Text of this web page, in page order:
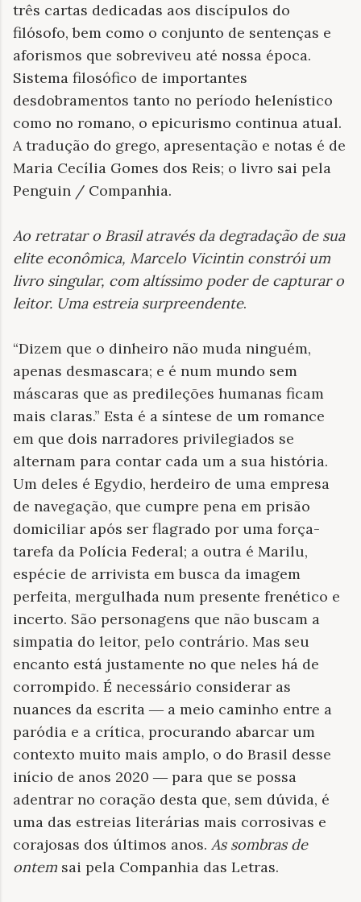
três cartas dedicadas aos discípulos do
filósofo, bem como o conjunto de sentenças e
aforismos que sobreviveu até nossa época.
Sistema filosófico de importantes
desdobramentos tanto no período helenístico
como no romano, o epicurismo continua atual.
A tradução do grego, apresentação e notas é de
Maria Cecília Gomes dos Reis; o livro sai pela
Penguin / Companhia.
Ao retratar o Brasil através da degradação de sua
elite econômica, Marcelo Vicintin constrói um
livro singular, com altíssimo poder de capturar o
leitor. Uma estreia surpreendente.
“Dizem que o dinheiro não muda ninguém,
apenas desmascara; e é num mundo sem
máscaras que as predileções humanas ficam
mais claras.” Esta é a síntese de um romance
em que dois narradores privilegiados se
alternam para contar cada um a sua história.
Um deles é Egydio, herdeiro de uma empresa
de navegação, que cumpre pena em prisão
domiciliar após ser flagrado por uma força-
tarefa da Polícia Federal; a outra é Marilu,
espécie de arrivista em busca da imagem
perfeita, mergulhada num presente frenético e
incerto. São personagens que não buscam a
simpatia do leitor, pelo contrário. Mas seu
encanto está justamente no que neles há de
corrompido. É necessário considerar as
nuances da escrita ― a meio caminho entre a
paródia e a crítica, procurando abarcar um
contexto muito mais amplo, o do Brasil desse
início de anos 2020 ― para que se possa
adentrar no coração desta que, sem dúvida, é
uma das estreias literárias mais corrosivas e
corajosas dos últimos anos. As sombras de
ontem sai pela Companhia das Letras.